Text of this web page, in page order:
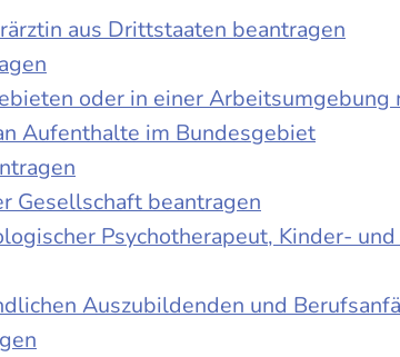
aus Drittstaaten beantragen
oder in einer
Aufenthalte im Bundesgebiet
Gesellschaft beantragen
Psychotherapeut, Kinder-
Auszubildenden und